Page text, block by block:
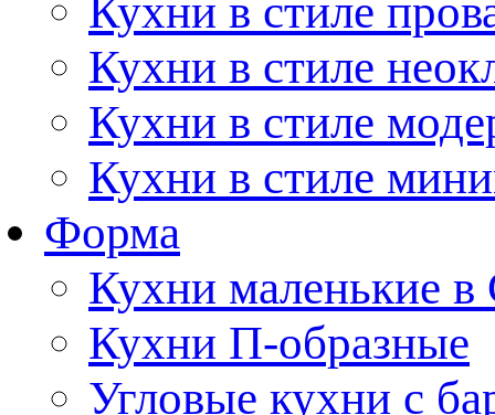
Кухни в стиле
Кухни в стиле
Кухни в стиле
Кухни в стиле
Форма
Кухни маленькие в
Кухни П-образные
Угловые кухни с